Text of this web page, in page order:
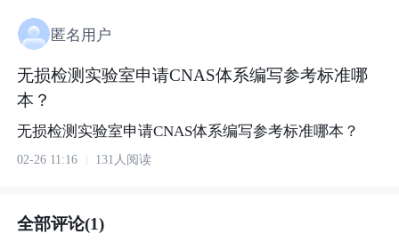
匿名用户
无损检测实验室申请CNAS体系编写参考标准哪
本？
无损检测实验室申请CNAS体系编写参考标准哪本？
02-26 11:16 131人阅读
全部评论(1)